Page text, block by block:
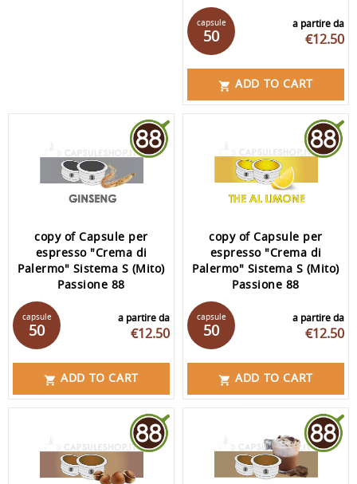
a partire da
€12.50
capsule
50
 ADD TO CART
copy of Capsule per
espresso "Crema di
Palermo" Sistema S (Mito)
Passione 88
a partire da
€12.50
capsule
50
 ADD TO CART
copy of Capsule per
espresso "Crema di
Palermo" Sistema S (Mito)
Passione 88
a partire da
€12.50
capsule
50
 ADD TO CART